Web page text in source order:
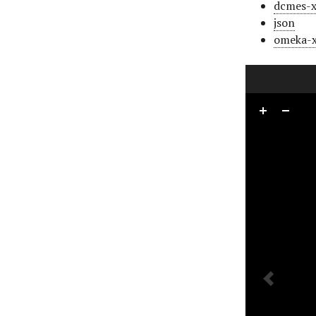
dcmes-
json
omeka-